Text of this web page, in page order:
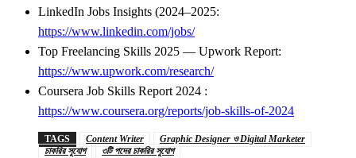
LinkedIn Jobs Insights (2024–2025:
https://www.linkedin.com/jobs/
Top Freelancing Skills 2025 — Upwork Report:
https://www.upwork.com/research/
Coursera Job Skills Report 2024 :
https://www.coursera.org/reports/job-skills-of-2024
TAGS Content Writer
Graphic Designer ও Digital Marketer
চাকরির সুযোগ
৩টি পদের চাকরির সুযোগ